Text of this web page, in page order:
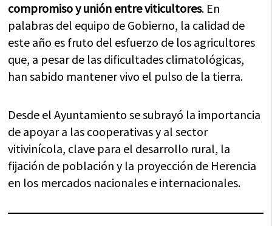
compromiso y unión entre viticultores. En
palabras del equipo de Gobierno, la calidad de
este año es fruto del esfuerzo de los agricultores
que, a pesar de las dificultades climatológicas,
han sabido mantener vivo el pulso de la tierra.
Desde el Ayuntamiento se subrayó la importancia
de apoyar a las cooperativas y al sector
vitivinícola, clave para el desarrollo rural, la
fijación de población y la proyección de Herencia
en los mercados nacionales e internacionales.